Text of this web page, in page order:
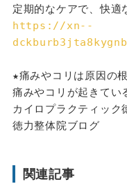
定期的なケアで、快適
https://xn--
★痛みやコリは原因の
痛みやコリが起きてい
カイロプラクティック
徳力整体院ブログ
関連記事